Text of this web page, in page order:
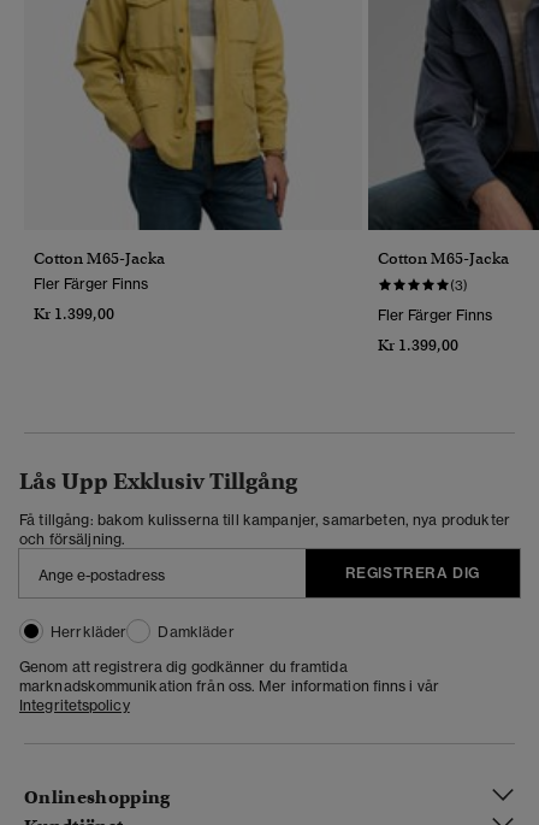
Cotton M65-Jacka
Fler Färger Finns
Kr 1.399,00
Cotton M65-Jacka
(3)
Fler Färger Finns
Kr 1.399,00
Lås Upp Exklusiv Tillgång
Få tillgång: bakom kulisserna till kampanjer, samarbeten, nya produkter
och försäljning.
REGISTRERA DIG
Herrkläder
Damkläder
Genom att registrera dig godkänner du framtida
marknadskommunikation från oss. Mer information finns i vår
Integritetspolicy
Onlineshopping